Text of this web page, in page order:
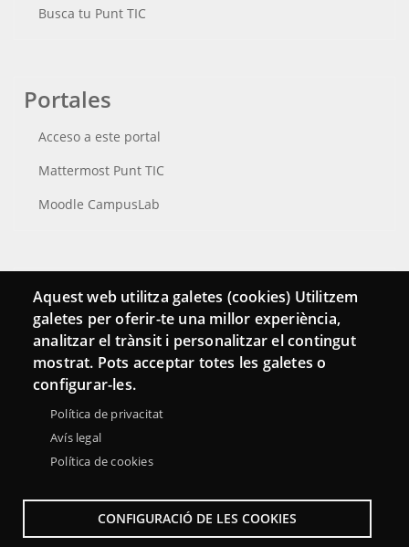
Busca tu Punt TIC
Portales
Acceso a este portal
Mattermost Punt TIC
Moodle CampusLab
Conecta
Contacto
Hemeroteca
Aquest web utilitza galetes (cookies) Utilitzem
galetes per oferir-te una millor experiència,
analitzar el trànsit i personalitzar el contingut
mostrat. Pots acceptar totes les galetes o
configurar-les.
Política de privacitat
Avís legal
Política de cookies
CONFIGURACIÓ DE LES COOKIES